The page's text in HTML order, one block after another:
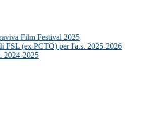
Film Festival 2025
FSL (ex PCTO) per l'a.s. 2025-2026
2024-2025